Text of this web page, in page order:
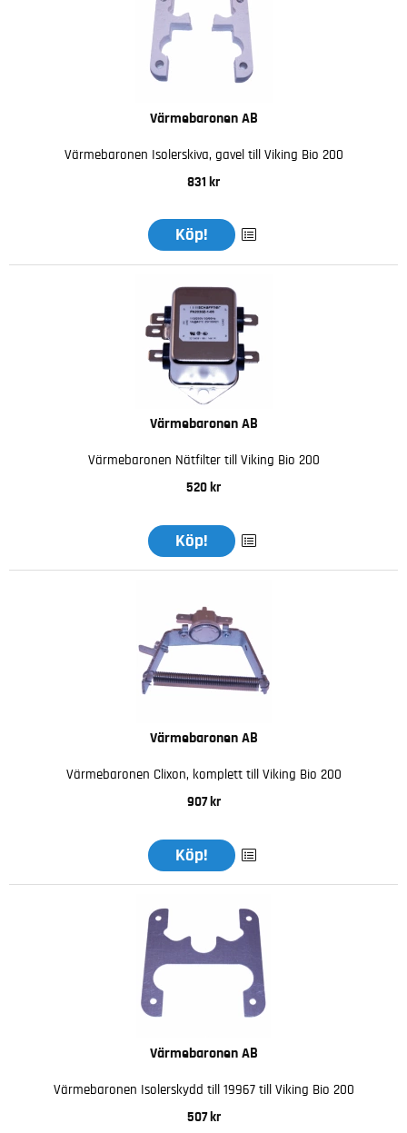
Värmebaronen AB
Värmebaronen Isolerskiva, gavel till Viking Bio 200
831 kr
Köp!
Värmebaronen AB
Värmebaronen Nätfilter till Viking Bio 200
520 kr
Köp!
Värmebaronen AB
Värmebaronen Clixon, komplett till Viking Bio 200
907 kr
Köp!
Värmebaronen AB
Värmebaronen Isolerskydd till 19967 till Viking Bio 200
507 kr